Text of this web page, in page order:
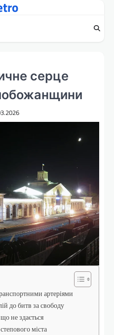
серце
артеріями
до битв за свободу
не здається
міста